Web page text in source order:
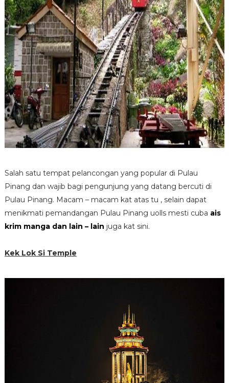
Salah satu tempat pelancongan yang popular di Pulau
Pinang dan wajib bagi pengunjung yang datang bercuti di
Pulau Pinang. Macam – macam kat atas tu , selain dapat
menikmati pemandangan Pulau Pinang uolls mesti cuba ais
krim manga dan lain – lain juga kat sini.
Kek Lok Si Temple